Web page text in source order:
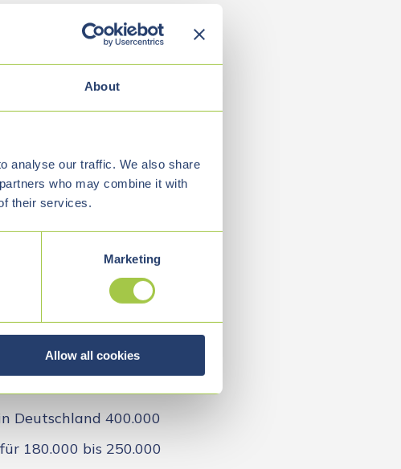
About
analyse our traffic. We also share
who may combine it with
their services.
Marketing
Allow all cookies
Sie müssen
aber bezahlbar
bietet eine
Rumänien, Bulgarien
Deutschland 400.000
180.000 bis 250.000